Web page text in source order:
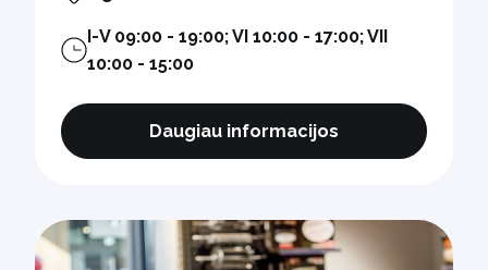
I-V 09:00 - 19:00; VI 10:00 - 17:00; VII
10:00 - 15:00
Daugiau informacijos